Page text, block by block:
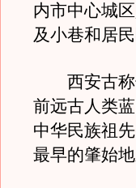
内市中心城
及小巷和居民
西安古称
前远古人类
中华民族祖
最早的肇始地